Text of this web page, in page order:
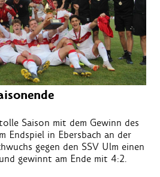
Saison mit dem Gewinn des
Endspiel in Ebersbach an der
gegen den SSV Ulm einen
gewinnt am Ende mit 4:2.